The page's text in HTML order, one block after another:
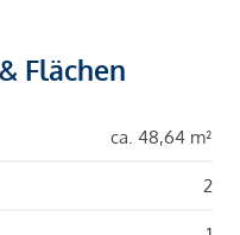
Flächen
ca. 48,64 m²
2